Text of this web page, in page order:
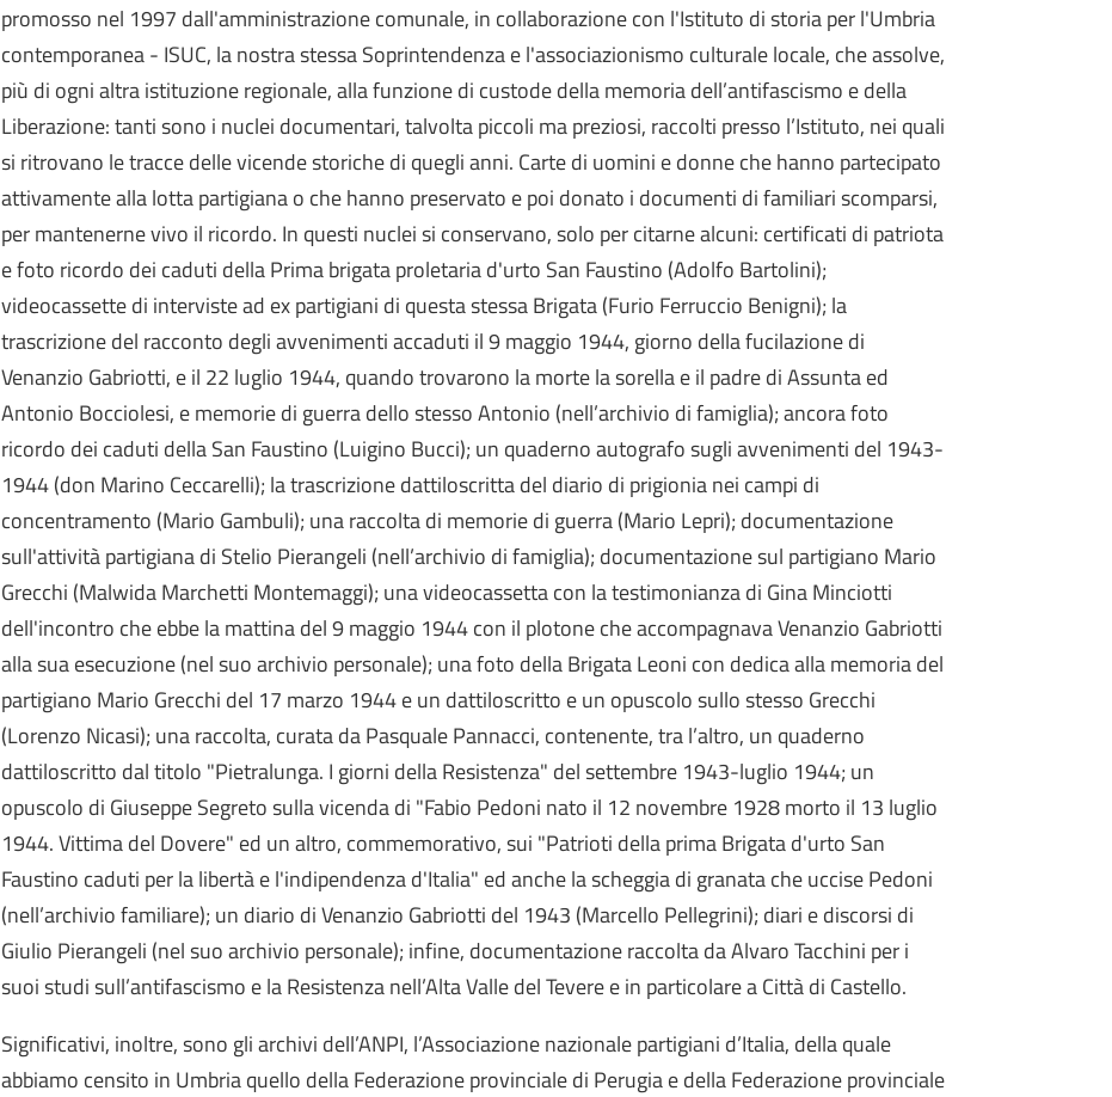
promosso nel 1997 dall'amministrazione comunale, in collaborazione con l'Istituto di storia per l'Umbria
contemporanea - ISUC, la nostra stessa Soprintendenza e l'associazionismo culturale locale, che assolve,
più di ogni altra istituzione regionale, alla funzione di custode della memoria dell’antifascismo e della
Liberazione: tanti sono i nuclei documentari, talvolta piccoli ma preziosi, raccolti presso l’Istituto, nei quali
si ritrovano le tracce delle vicende storiche di quegli anni. Carte di uomini e donne che hanno partecipato
attivamente alla lotta partigiana o che hanno preservato e poi donato i documenti di familiari scomparsi,
per mantenerne vivo il ricordo. In questi nuclei si conservano, solo per citarne alcuni: certificati di patriota
e foto ricordo dei caduti della Prima brigata proletaria d'urto San Faustino (Adolfo Bartolini);
videocassette di interviste ad ex partigiani di questa stessa Brigata (Furio Ferruccio Benigni); la
trascrizione del racconto degli avvenimenti accaduti il 9 maggio 1944, giorno della fucilazione di
Venanzio Gabriotti, e il 22 luglio 1944, quando trovarono la morte la sorella e il padre di Assunta ed
Antonio Bocciolesi, e memorie di guerra dello stesso Antonio (nell’archivio di famiglia); ancora foto
ricordo dei caduti della San Faustino (Luigino Bucci); un quaderno autografo sugli avvenimenti del 1943-
1944 (don Marino Ceccarelli); la trascrizione dattiloscritta del diario di prigionia nei campi di
concentramento (Mario Gambuli); una raccolta di memorie di guerra (Mario Lepri); documentazione
sull'attività partigiana di Stelio Pierangeli (nell’archivio di famiglia); documentazione sul partigiano Mario
Grecchi (Malwida Marchetti Montemaggi); una videocassetta con la testimonianza di Gina Minciotti
dell'incontro che ebbe la mattina del 9 maggio 1944 con il plotone che accompagnava Venanzio Gabriotti
alla sua esecuzione (nel suo archivio personale); una foto della Brigata Leoni con dedica alla memoria del
partigiano Mario Grecchi del 17 marzo 1944 e un dattiloscritto e un opuscolo sullo stesso Grecchi
(Lorenzo Nicasi); una raccolta, curata da Pasquale Pannacci, contenente, tra l’altro, un quaderno
dattiloscritto dal titolo "Pietralunga. I giorni della Resistenza" del settembre 1943-luglio 1944; un
opuscolo di Giuseppe Segreto sulla vicenda di "Fabio Pedoni nato il 12 novembre 1928 morto il 13 luglio
1944. Vittima del Dovere" ed un altro, commemorativo, sui "Patrioti della prima Brigata d'urto San
Faustino caduti per la libertà e l'indipendenza d'Italia" ed anche la scheggia di granata che uccise Pedoni
(nell’archivio familiare); un diario di Venanzio Gabriotti del 1943 (Marcello Pellegrini); diari e discorsi di
Giulio Pierangeli (nel suo archivio personale); infine, documentazione raccolta da Alvaro Tacchini per i
suoi studi sull’antifascismo e la Resistenza nell’Alta Valle del Tevere e in particolare a Città di Castello.
Significativi, inoltre, sono gli archivi dell’ANPI, l’Associazione nazionale partigiani d’Italia, della quale
abbiamo censito in Umbria quello della Federazione provinciale di Perugia e della Federazione provinciale